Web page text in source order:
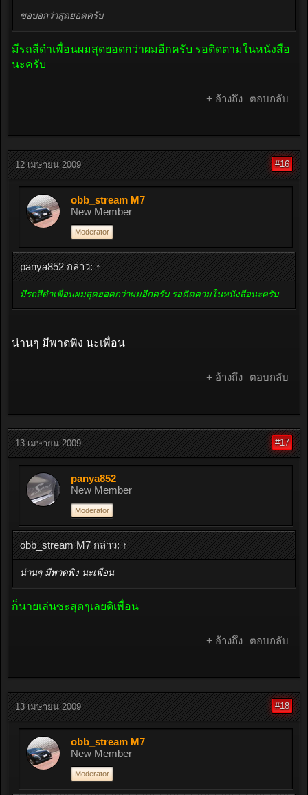
ขอบอกว่าสุดยอดครับ
มีรถสีดำเพื่อนผมสุดยอดกว่าผมอีกครับ รอติดตามในหนังสือ
นะครับ
+ อ้างถึง ตอบกลับ
12 เมษายน 2009 #16
obb_stream M7
New Member
Moderator
panya852 กล่าว: ↑
มีรถสีดำเพื่อนผมสุดยอดกว่าผมอีกครับ รอติดตามในหนังสือนะครับ
น่านๆ มีพาดพิง นะเพื่อน
+ อ้างถึง ตอบกลับ
13 เมษายน 2009 #17
panya852
New Member
Moderator
obb_stream M7 กล่าว: ↑
น่านๆ มีพาดพิง นะเพื่อน
ก็นายเล่นซะสุดๆเลยดิเพื่อน
+ อ้างถึง ตอบกลับ
13 เมษายน 2009 #18
obb_stream M7
New Member
Moderator